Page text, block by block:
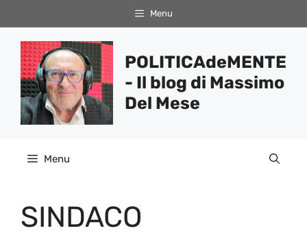
al
contenuto
Menu
POLITICAdeMENTE
- Il blog di Massimo
Del Mese
Menu
SINDACO